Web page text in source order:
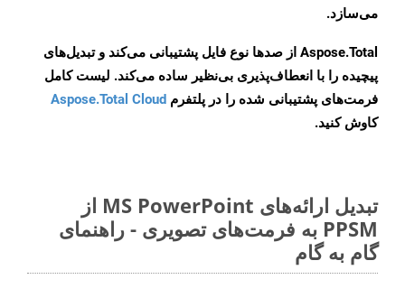
می‌سازد.
Aspose.Total از صدها نوع فایل پشتیبانی می‌کند و تبدیل‌های
پیچیده را با انعطاف‌پذیری بی‌نظیر ساده می‌کند. لیست کامل
فرمت‌های پشتیبانی شده را در پلتفرم Aspose.Total Cloud
کاوش کنید.
تبدیل ارائه‌های MS PowerPoint از
PPSM به فرمت‌های تصویری - راهنمای
گام به گام